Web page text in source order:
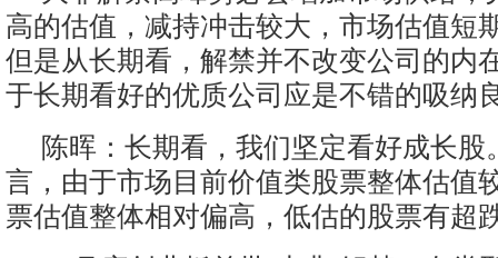
高的估值，减持冲击较大，市场估值短
但是从长期看，解禁并不改变公司的内
于长期看好的优质公司应是不错的吸纳
陈晖：长期看，我们坚定看好成长股
言，由于市场目前价值类股票整体估值
票估值整体相对偏高，低估的股票有超